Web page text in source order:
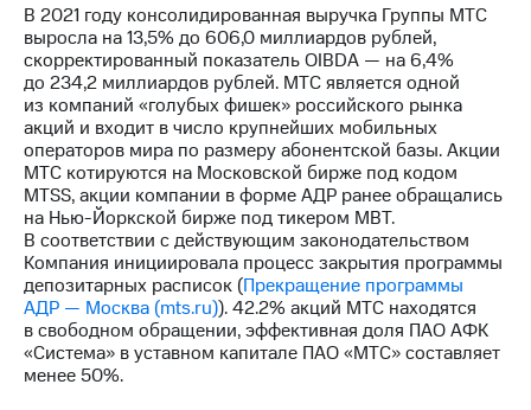
В 2021 году консолидированная выручка Группы МТС
выросла на 13,5% до 606,0 миллиардов рублей,
скорректированный показатель OIBDA — на 6,4%
до 234,2 миллиардов рублей. МТС является одной
из компаний «голубых фишек» российского рынка
акций и входит в число крупнейших мобильных
операторов мира по размеру абонентской базы. Акции
МТС котируются на Московской бирже под кодом
MTSS, акции компании в форме АДР ранее обращались
на Нью-Йоркской бирже под тикером MBT.
В соответствии с действующим законодательством
Компания инициировала процесс закрытия программы
депозитарных расписок (Прекращение программы
АДР — Москва (mts.ru)). 42.2% акций МТС находятся
в свободном обращении, эффективная доля ПАО АФК
«Система» в уставном капитале ПАО «МТС» составляет
менее 50%.